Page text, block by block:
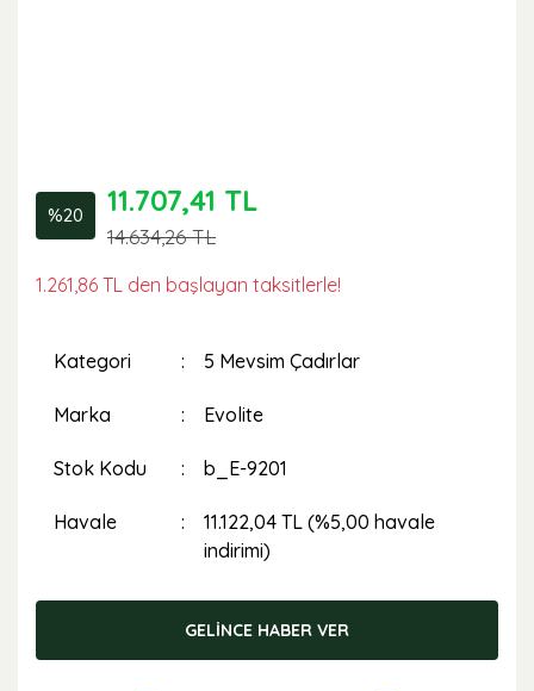
%20 11.707,41 TL
14.634,26 TL
1.261,86 TL den başlayan taksitlerle!
Kategori 5 Mevsim Çadırlar
Marka Evolite
Stok Kodu b_E-9201
Havale
11.122,04 TL (%5,00 havale
indirimi)
GELİNCE HABER VER